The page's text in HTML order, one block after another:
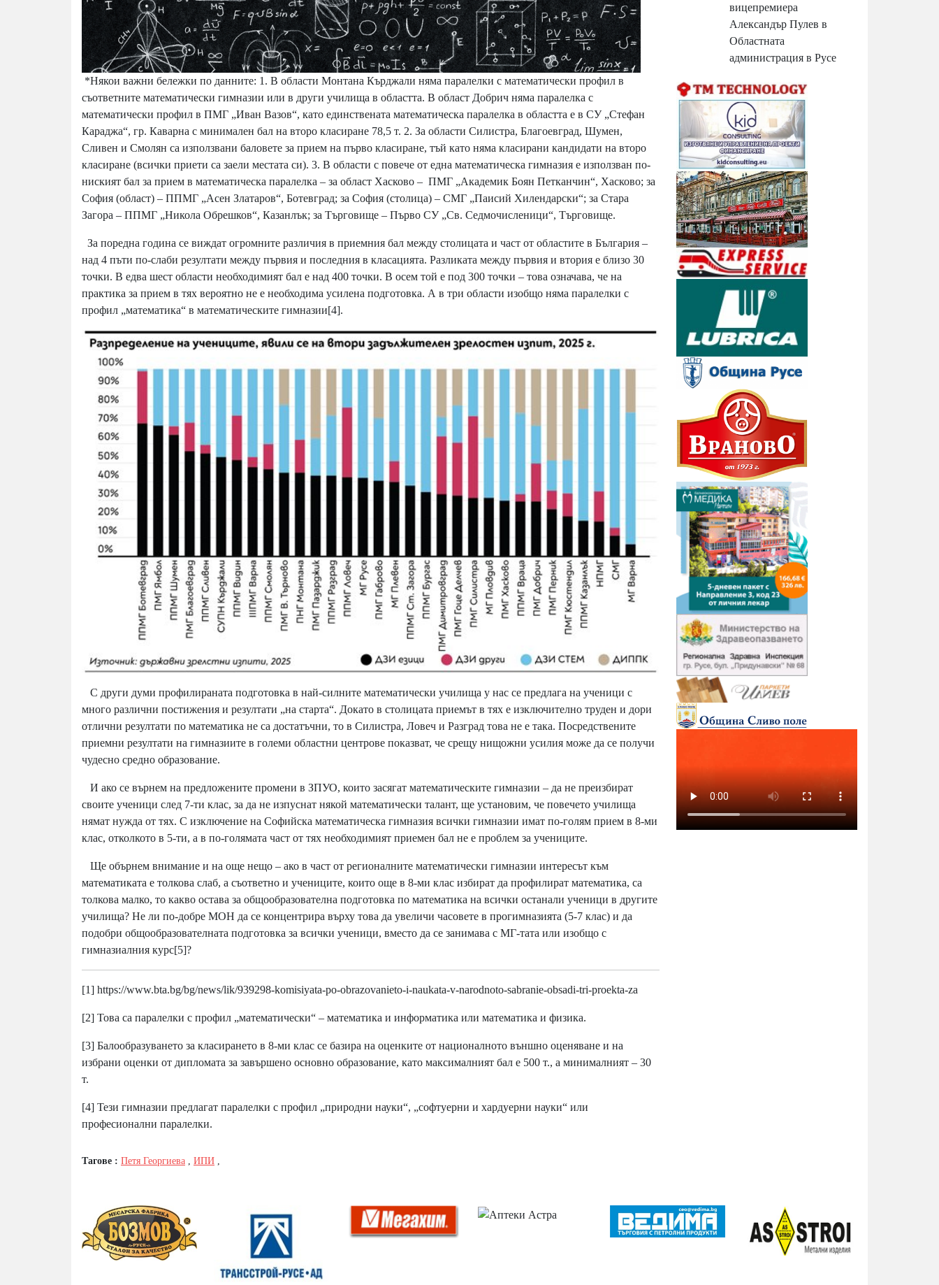
*Някои важни бележки по данните: 1. В области Монтана Кърджали няма паралелки с математически профил в
съответните математически гимназии или в други училища в областта. В област Добрич няма паралелка с
математически профил в ПМГ „Иван Вазов“, като единствената математическа паралелка в областта е в СУ „Стефан
Караджа“, гр. Каварна с минимален бал на второ класиране 78,5 т. 2. За области Силистра, Благоевград, Шумен,
Сливен и Смолян са използвани баловете за прием на първо класиране, тъй като няма класирани кандидати на второ
класиране (всички приети са заели местата си). 3. В области с повече от една математическа гимназия е използван по-
ниският бал за прием в математическа паралелка – за област Хасково – ПМГ „Академик Боян Петканчин“, Хасково; за
София (област) – ППМГ „Асен Златаров“, Ботевград; за София (столица) – СМГ „Паисий Хилендарски“; за Стара
Загора – ППМГ „Никола Обрешков“, Казанлък; за Търговище – Първо СУ „Св. Седмочисленици“, Търговище.
За поредна година се виждат огромните различия в приемния бал между столицата и част от областите в България –
над 4 пъти по-слаби резултати между първия и последния в класацията. Разликата между първия и втория е близо 30
точки. В едва шест области необходимият бал е над 400 точки. В осем той е под 300 точки – това означава, че на
практика за прием в тях вероятно не е необходима усилена подготовка. А в три области изобщо няма паралелки с
профил „математика“ в математическите гимназии[4].
С други думи профилираната подготовка в най-силните математически училища у нас се предлага на ученици с
много различни постижения и резултати „на старта“. Докато в столицата приемът в тях е изключително труден и дори
отлични резултати по математика не са достатъчни, то в Силистра, Ловеч и Разград това не е така. Посредствените
приемни резултати на гимназиите в големи областни центрове показват, че срещу нищожни усилия може да се получи
чудесно средно образование.
И ако се върнем на предложените промени в ЗПУО, които засягат математическите гимназии – да не преизбират
своите ученици след 7-ти клас, за да не изпуснат някой математически талант, ще установим, че повечето училища
нямат нужда от тях. С изключение на Софийска математическа гимназия всички гимназии имат по-голям прием в 8-ми
клас, отколкото в 5-ти, а в по-голямата част от тях необходимият приемен бал не е проблем за учениците.
Ще обърнем внимание и на още нещо – ако в част от регионалните математически гимназии интересът към
математиката е толкова слаб, а съответно и учениците, които още в 8-ми клас избират да профилират математика, са
толкова малко, то какво остава за общообразователна подготовка по математика на всички останали ученици в другите
училища? Не ли по-добре МОН да се концентрира върху това да увеличи часовете в прогимназията (5-7 клас) и да
подобри общообразователната подготовка за всички ученици, вместо да се занимава с МГ-тата или изобщо с
гимназиалния курс[5]?
[1] https://www.bta.bg/bg/news/lik/939298-komisiyata-po-obrazovanieto-i-naukata-v-narodnoto-sabranie-obsadi-tri-proekta-za
[2] Това са паралелки с профил „математически“ – математика и информатика или математика и физика.
[3] Балообразуването за класирането в 8-ми клас се базира на оценките от националното външно оценяване и на
избрани оценки от дипломата за завършено основно образование, като максималният бал е 500 т., а минималният – 30
т.
[4] Тези гимназии предлагат паралелки с профил „природни науки“, „софтуерни и хардуерни науки“ или
професионални паралелки.
Тагове : Петя Георгиева , ИПИ ,
вицепремиера
Александър Пулев в
Областната
администрация в Русе